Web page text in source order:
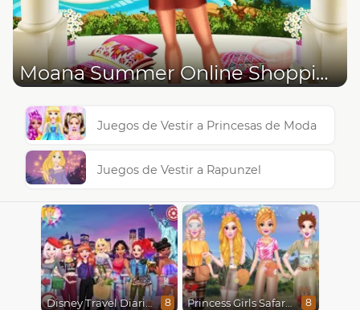
Moana Summer Online Shopping
Juegos de Vestir a Princesas de Moda
Juegos de Vestir a Rapunzel
Disney Travel Diaries: City Break 8 Princess Girls Safari Trip 8